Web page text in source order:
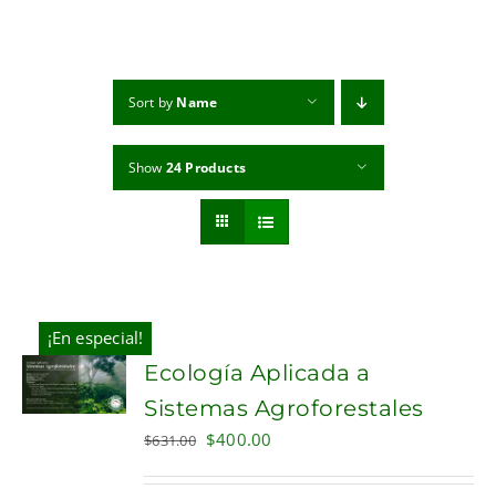
Sort by Name
Show 24 Products
¡En especial!
ADD TO
CART
Ecología Aplicada a
Sistemas Agroforestales
$631.00 Original
$400.00